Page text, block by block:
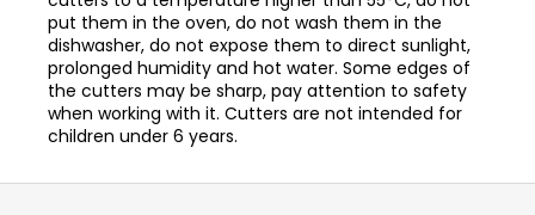
put them in the oven, do not wash them in the
dishwasher, do not expose them to direct sunlight,
prolonged humidity and hot water. Some edges of
the cutters may be sharp, pay attention to safety
when working with it. Cutters are not intended for
children under 6 years.
Z